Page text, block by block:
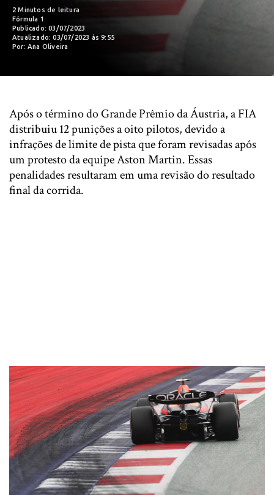
2 Minutos de leitura
Fórmula 1
Publicado: 03/07/2023
Atualizado: 03/07/2023 às 9:55
Por: Ana Oliveira
Após o término do Grande Prêmio da Áustria, a FIA
distribuiu 12 punições a oito pilotos, devido a
infrações de limite de pista que foram revisadas após
um protesto da equipe Aston Martin. Essas
penalidades resultaram em uma revisão do resultado
final da corrida.